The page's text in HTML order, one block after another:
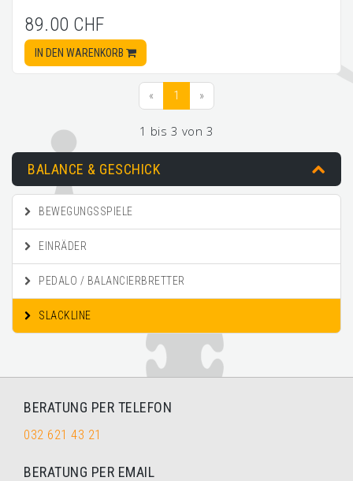
89.00 CHF
IN DEN WARENKORB
« 1 »
1 bis 3 von 3
BALANCE & GESCHICK
BEWEGUNGSSPIELE
EINRÄDER
PEDALO / BALANCIERBRETTER
SLACKLINE
BERATUNG PER TELEFON
032 621 43 21
BERATUNG PER EMAIL